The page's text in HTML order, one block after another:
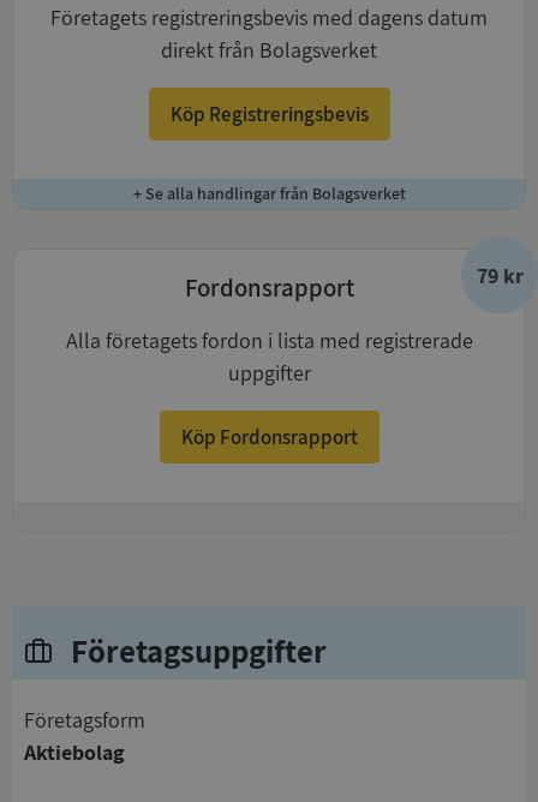
Företagets registreringsbevis med dagens datum
direkt från Bolagsverket
Köp Registreringsbevis
+ Se alla handlingar från Bolagsverket
79 kr
Fordonsrapport
Alla företagets fordon i lista med registrerade
uppgifter
Köp Fordonsrapport
Företagsuppgifter
företagsform
Aktiebolag